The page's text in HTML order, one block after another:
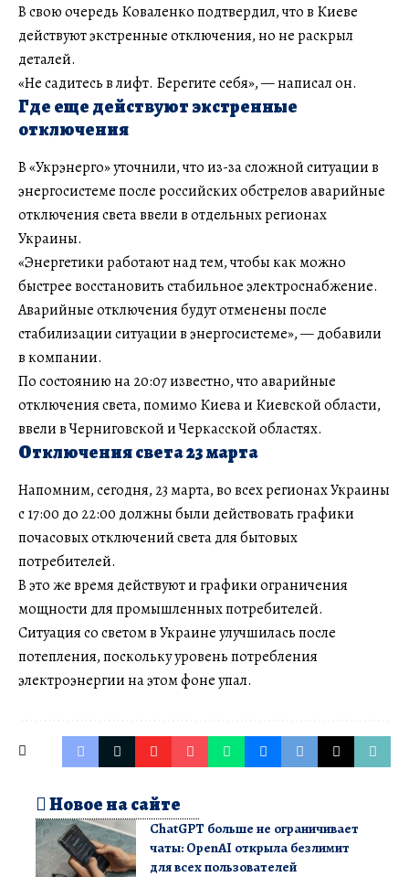
В свою очередь Коваленко подтвердил, что в Киеве
действуют экстренные отключения, но не раскрыл
деталей.
«Не садитесь в лифт. Берегите себя», — написал он.
Где еще действуют экстренные
отключения
В «Укрэнерго» уточнили, что из-за сложной ситуации в
энергосистеме после российских обстрелов аварийные
отключения света ввели в отдельных регионах
Украины.
«Энергетики работают над тем, чтобы как можно
быстрее восстановить стабильное электроснабжение.
Аварийные отключения будут отменены после
стабилизации ситуации в энергосистеме», — добавили
в компании.
По состоянию на 20:07 известно, что аварийные
отключения света, помимо Киева и Киевской области,
ввели в Черниговской и Черкасской областях.
Отключения света 23 марта
Напомним, сегодня, 23 марта, во всех регионах Украины
с 17:00 до 22:00 должны были действовать графики
почасовых отключений света для бытовых
потребителей.
В это же время действуют и графики ограничения
мощности для промышленных потребителей.
Ситуация со светом в Украине улучшилась после
потепления, поскольку уровень потребления
электроэнергии на этом фоне упал.
Новое на сайте
ChatGPT больше не ограничивает
чаты: OpenAI открыла безлимит
для всех пользователей